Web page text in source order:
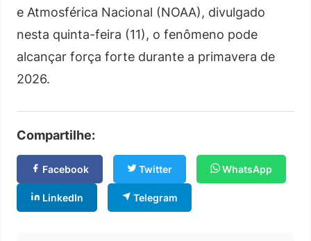
e Atmosférica Nacional (NOAA), divulgado
nesta quinta-feira (11), o fenômeno pode
alcançar força forte durante a primavera de
2026.
Compartilhe:
Facebook Twitter WhatsApp
LinkedIn Telegram